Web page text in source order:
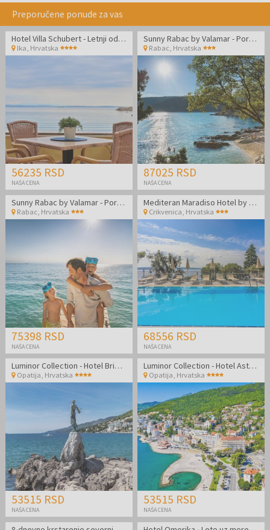
Preporučene ponude za vas
Hotel Villa Schubert - Letnji odmor u neposrednoj blizini mora
Ika Hrvatska
56235 RSD
NAŠA CENA
Sunny Rabac by Valamar - Porodični odmor za kraj leta u Rapcu
Rabac Hrvatska
87025 RSD
NAŠA CENA
Sunny Rabac by Valamar - Porodični odmor za kraj leta u Rapcu
Rabac Hrvatska
75398 RSD
NAŠA CENA
Mediteran Maradiso Hotel by Aminess - Kraj leta udvoje u Crikvenici
Crikvenica Hrvatska
68556 RSD
NAŠA CENA
Luminor Collection - Hotel Bristol - Leto u Opatiji
Opatija, Hrvatska
53515 RSD
NAŠA CENA
Luminor Collection - Hotel Astoria - Leto u Opatiji
Opatija, Hrvatska
53515 RSD
NAŠA CENA